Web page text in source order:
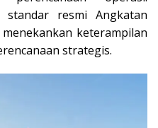
resmi Angkatan
keterampilan
strategis.